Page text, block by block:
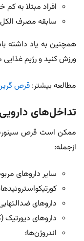
افراد مبتلا به کم
سابقه مصرف
همچنین به یاد داشته
ورزش کنید و رژیم غذایی
مطالعه بیشتر: قرص
تداخل‌های
ممکن است قرص
ازجمله:
سایر داروهای
داروهای
داروهای
اندروژن‌ها؛